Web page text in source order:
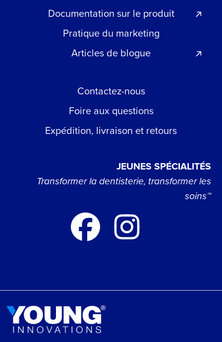
Documentation sur le produit
Pratique du marketing
Articles de blogue
Contactez-nous
Foire aux questions
Expédition, livraison et retours
JEUNES SPÉCIALITÉS
Transformer la dentisterie, transformer les
soins™